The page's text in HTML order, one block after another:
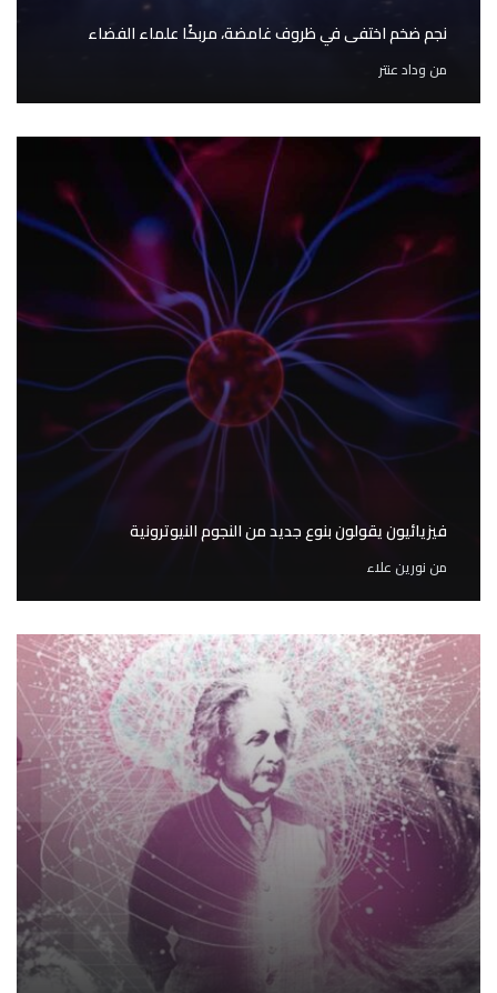
نجم ضخم اختفى في ظروف غامضة، مربكًا علماء الفضاء
من وداد عنتر
فيزيائيون يقولون بنوع جديد من النجوم النيوترونية
من نورين علاء